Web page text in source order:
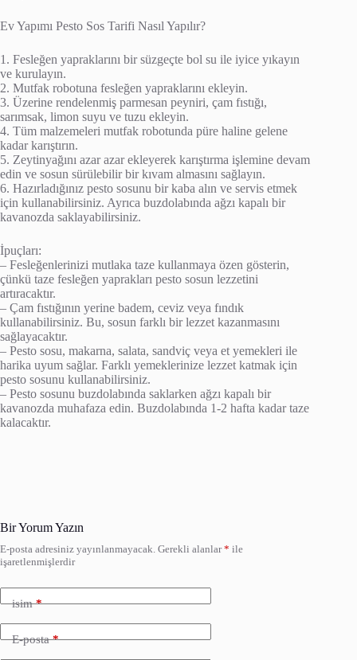
Ev Yapımı Pesto Sos Tarifi Nasıl Yapılır?
1. Fesleğen yapraklarını bir süzgeçte bol su ile iyice yıkayın
ve kurulayın.
2. Mutfak robotuna fesleğen yapraklarını ekleyin.
3. Üzerine rendelenmiş parmesan peyniri, çam fıstığı,
sarımsak, limon suyu ve tuzu ekleyin.
4. Tüm malzemeleri mutfak robotunda püre haline gelene
kadar karıştırın.
5. Zeytinyağını azar azar ekleyerek karıştırma işlemine devam
edin ve sosun sürülebilir bir kıvam almasını sağlayın.
6. Hazırladığınız pesto sosunu bir kaba alın ve servis etmek
için kullanabilirsiniz. Ayrıca buzdolabında ağzı kapalı bir
kavanozda saklayabilirsiniz.
İpuçları:
– Fesleğenlerinizi mutlaka taze kullanmaya özen gösterin,
çünkü taze fesleğen yaprakları pesto sosun lezzetini
artıracaktır.
– Çam fıstığının yerine badem, ceviz veya fındık
kullanabilirsiniz. Bu, sosun farklı bir lezzet kazanmasını
sağlayacaktır.
– Pesto sosu, makarna, salata, sandviç veya et yemekleri ile
harika uyum sağlar. Farklı yemeklerinize lezzet katmak için
pesto sosunu kullanabilirsiniz.
– Pesto sosunu buzdolabında saklarken ağzı kapalı bir
kavanozda muhafaza edin. Buzdolabında 1-2 hafta kadar taze
kalacaktır.
Bir Yorum Yazın
E-posta adresiniz yayınlanmayacak. Gerekli alanlar* ile
işaretlenmişlerdir
isim*
E-posta*